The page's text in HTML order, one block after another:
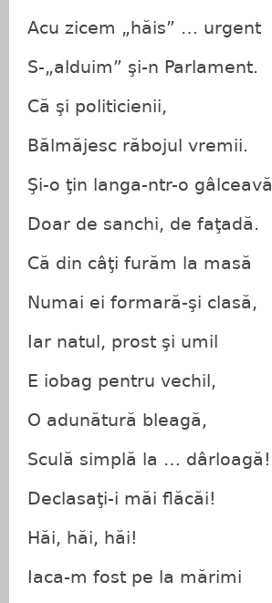
Acu zicem „hăis” … urgent
S-„alduim” şi-n Parlament.
Că şi politicienii,
Bălmăjesc răbojul vremii.
Şi-o ţin langa-ntr-o gâlceavă
Doar de sanchi, de faţadă.
Că din câţi furăm la masă
Numai ei formară-şi clasă,
Iar natul, prost şi umil
E iobag pentru vechil,
O adunătură bleagă,
Sculă simplă la … dârloagă!
Declasaţi-i măi flăcăi!
Hăi, hăi, hăi!
Iaca-m fost pe la mărimi